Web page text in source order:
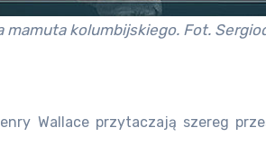
mamuta kolumbijskiego. Fot.
Wallace przytaczają szereg